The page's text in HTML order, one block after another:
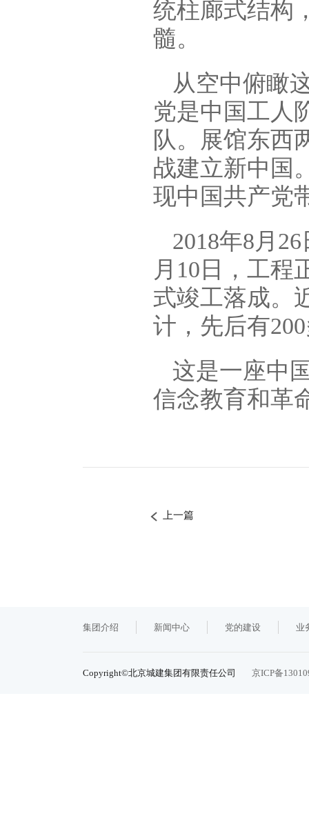
统柱廊式结构
髓。
从空中俯瞰
党是中国工人
队。展馆东西
战建立新中国
现中国共产党
2018年8月
月10日，工程
式竣工落成。
计，先后有
这是一座中
信念教育和革
上一篇
集团介绍 新闻中心 党的建设 业
Copyright©北京城建集团有限责任公司 京ICP备